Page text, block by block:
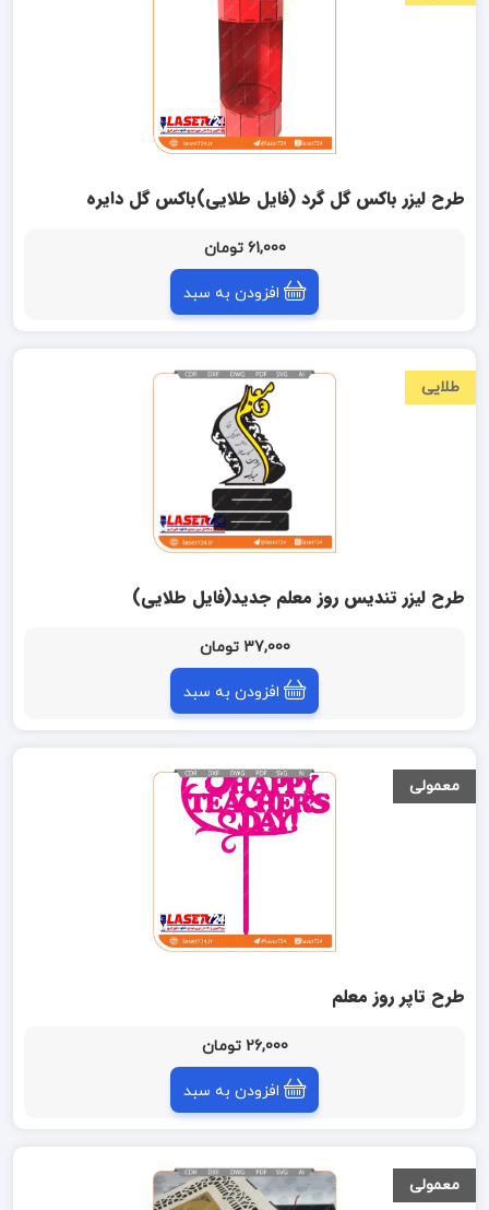
طرح لیزر باکس گل گرد (فایل طلایی)باکس گل دایره
61,000 تومان
افزودن به سبد
طلایی
طرح لیزر تندیس روز معلم جدید(فایل طلایی)
37,000 تومان
افزودن به سبد
معمولی
طرح تاپر روز معلم
26,000 تومان
افزودن به سبد
معمولی